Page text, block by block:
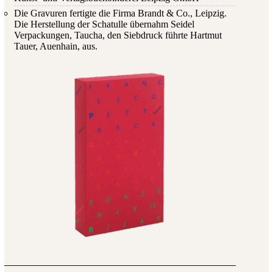
Die Gravuren fertigte die Firma Brandt & Co., Leipzig.
Die Herstellung der Schatulle übernahm Seidel
Verpackungen, Taucha, den Siebdruck führte Hartmut
Tauer, Auenhain, aus.